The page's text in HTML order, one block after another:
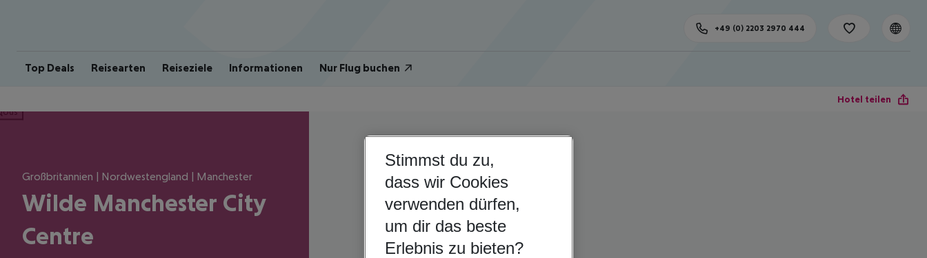
Top Deals Reisearten Reiseziele Informationen Nur Flug buchen
+49 (0) 2203 2970 444
Hotel teilen
Großbritannien | Nordwestengland | Manchester
Wilde Manchester City
Centre
Stimmst du zu,
dass wir Cookies
verwenden dürfen,
um dir das beste
Erlebnis zu bieten?